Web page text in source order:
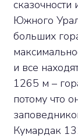
сказочности
Южного
больших
и все
1265 м –
потому что
Кумардак